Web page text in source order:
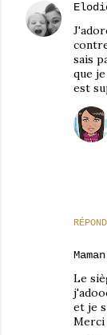
sais
que
est
Le
et je